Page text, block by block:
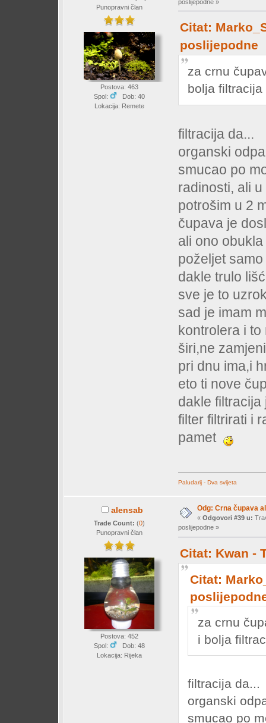
Punopravni član
Postova: 463
Spol:
Dob: 40
Lokacija: Remete
poslijepodne »
Citat:
poslijepodne
za crnu
bolja filtracija
filtracija da...
organski
smucao po
radinosti, ali
potrošim u 2
čupava je
ali ono
poželjet
dakle trulo
sve je to
sad je imam
kontrolera i
širi,ne
pri dnu ima,i
eto ti nove
dakle
filter filtrirati i
pamet
Paludarij - Dva svijeta
alensab
Trade Count: (0)
Punopravni član
Postova: 452
Spol:
Dob: 48
Lokacija: Rijeka
Odg: Crna čupava
« Odgovori #39 u:
poslijepodne »
Citat: Kwan -
Citat:
za crnu
i bolja
filtracija da...
organski
smucao po